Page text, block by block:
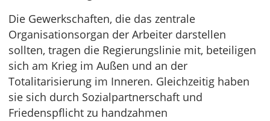
Die Gewerkschaften, die das zentrale
Organisationsorgan der Arbeiter darstellen
sollten, tragen die Regierungslinie mit, beteiligen
sich am Krieg im Außen und an der
Totalitarisierung im Inneren. Gleichzeitig haben
sie sich durch Sozialpartnerschaft und
Friedenspflicht zu handzahmen